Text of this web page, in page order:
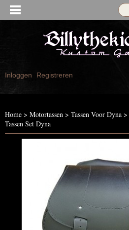
Inloggen Registreren
Home > Motortassen > Tassen Voor Dyna >
Tassen Set Dyna